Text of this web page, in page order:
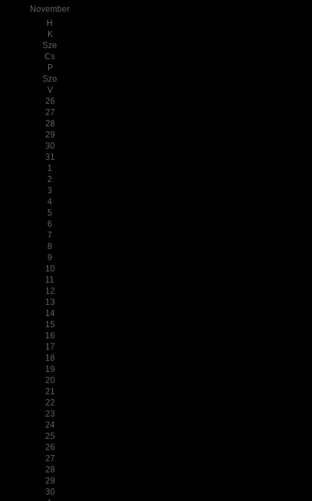
November
H
K
Sze
Cs
P
Szo
V
26
27
28
29
30
31
1
2
3
4
5
6
7
8
9
10
11
12
13
14
15
16
17
18
19
20
21
22
23
24
25
26
27
28
29
30